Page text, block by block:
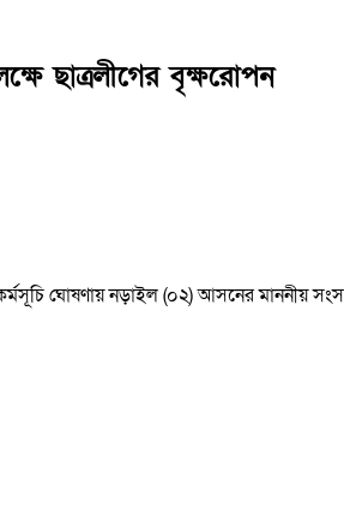
ছাত্রলীগের বৃক্ষরোপন
ঘোষণায় নড়াইল (০২) আসনের মাননীয়